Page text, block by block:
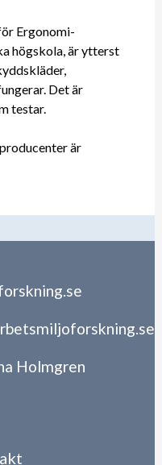
Ergonomi-
högskola, är ytterst
Det är
testar.
är
Holmgren